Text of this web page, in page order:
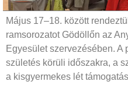
Május 17–18. között
ram­­sorozatot Gödöllőn az
Egyesület szervezésében. A
születés körüli időszakra, a
a kisgyermekes lét